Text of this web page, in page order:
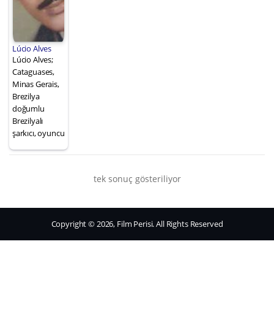
Lúcio Alves
Lúcio Alves;
Cataguases,
Minas Gerais,
Brezilya
doğumlu
Brezilyalı
şarkıcı, oyuncu
tek sonuç gösteriliyor
Copyright © 2026, Film Perisi. All Rights Reserved